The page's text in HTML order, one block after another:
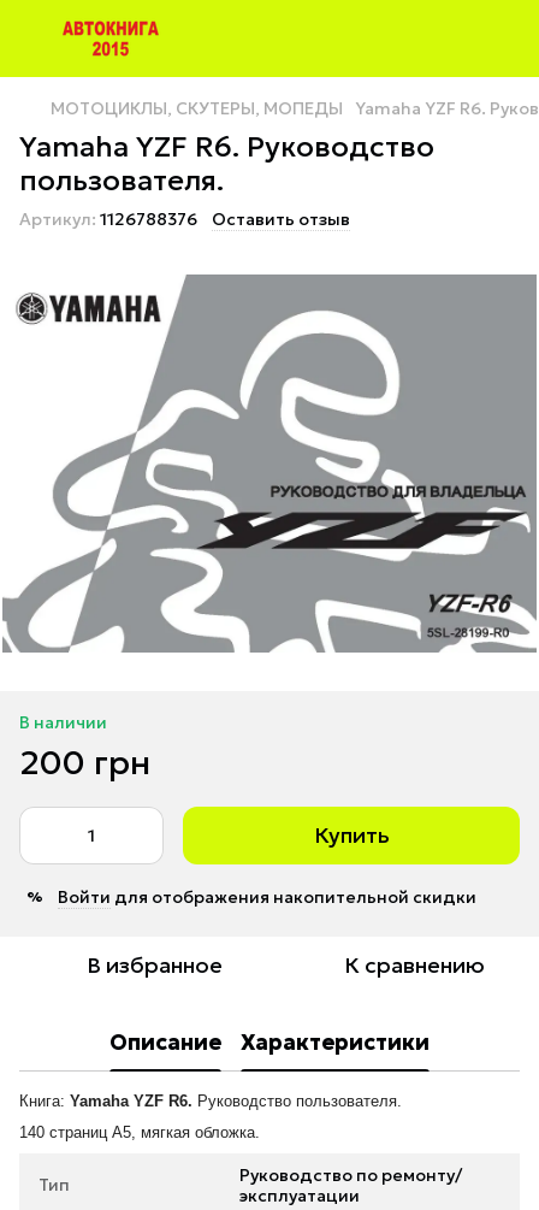
МОТОЦИКЛЫ, СКУТЕРЫ, МОПЕДЫ Yamaha YZF R6.
Yamaha YZF R6. Руководство
пользователя.
Артикул: 1126788376 Оставить отзыв
В наличии
200 грн
Купить
% Войти для отображения накопительной скидки
В избранное К сравнению
Описание Характеристики
Книга: Yamaha YZF R6. Руководство пользователя.
140 страниц А5, мягкая обложка.
Тип
Руководство по ремонту/
эксплуатации